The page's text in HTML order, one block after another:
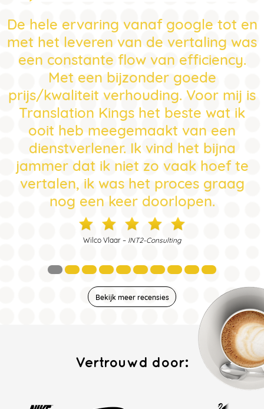
De hele ervaring vanaf google tot en
met het leveren van de vertaling was
een constante flow van efficiency.
Met een bijzonder goede
prijs/kwaliteit verhouding. Voor mij is
Translation Kings het beste wat ik
ooit heb meegemaakt van een
dienstverlener. Ik vind het bijna
jammer dat ik niet zo vaak hoef te
vertalen, ik was het proces graag
nog een keer doorlopen.
Wilco Vlaar – INT2-Consulting
Bekijk meer recensies
Vertrouwd door: